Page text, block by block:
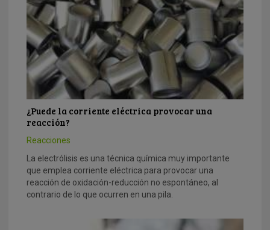
¿Puede la corriente eléctrica provocar una
reacción?
Reacciones
La electrólisis es una técnica química muy importante
que emplea corriente eléctrica para provocar una
reacción de oxidación-reducción no espontáneo, al
contrario de lo que ocurren en una pila.